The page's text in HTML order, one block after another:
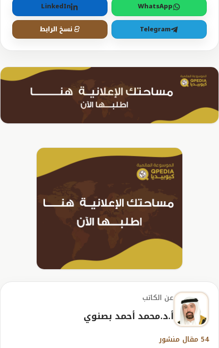
WhatsApp
LinkedIn
Telegram
نسخ الرابط
عن الكاتب
أ.د.محمد أحمد بصنوي
54 مقال منشور